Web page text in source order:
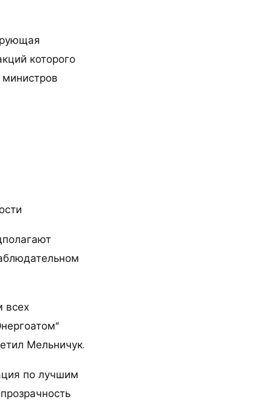
которого
всех
Мельничук.
по лучшим